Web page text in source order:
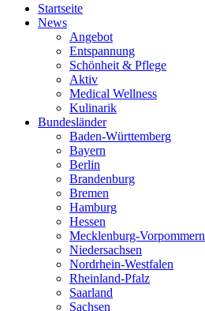
Startseite
News
Angebot
Entspannung
Schönheit & Pflege
Aktiv
Medical Wellness
Kulinarik
Bundesländer
Baden-Württemberg
Bayern
Berlin
Brandenburg
Bremen
Hamburg
Hessen
Mecklenburg-Vorpommern
Niedersachsen
Nordrhein-Westfalen
Rheinland-Pfalz
Saarland
Sachsen